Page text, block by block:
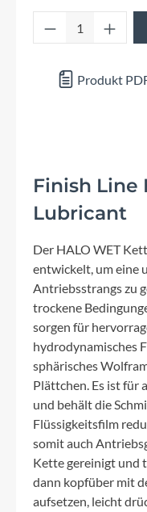
Produkt
Produkt
Finish Line
Lubricant
Der HALO WET
entwickelt, um eine
Antriebsstrangs zu
trockene
sorgen für
hydrodynamisches
sphärisches
Plättchen. Es ist für
und behält die
Flüssigkeitsfilm
somit auch
Kette gereinigt und
dann kopfüber mit
aufsetzen, leicht